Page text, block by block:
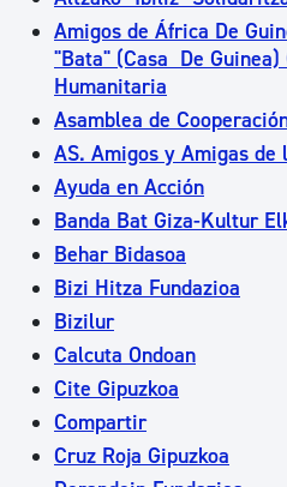
Amigos de África De
"Bata" (Casa De
Humanitaria
Asamblea de
AS. Amigos y Amigas de
Ayuda en Acción
Banda Bat Giza-Kultur
Behar Bidasoa
Bizi Hitza Fundazioa
Bizilur
Calcuta Ondoan
Cite Gipuzkoa
Compartir
Cruz Roja Gipuzkoa